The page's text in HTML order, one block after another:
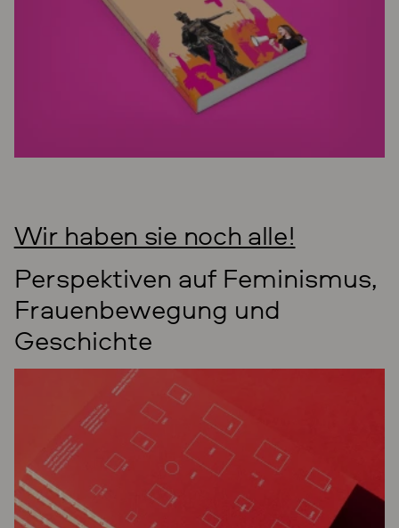
Wir haben sie noch alle!
Perspektiven auf Feminismus,
Frauen­bewegung und
Geschichte